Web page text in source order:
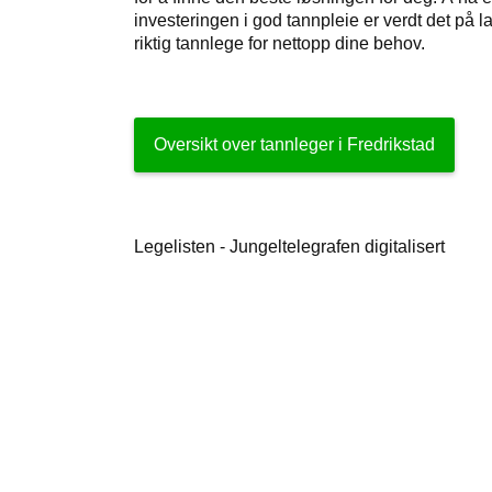
investeringen i god tannpleie er verdt det på
riktig tannlege for nettopp dine behov.
Oversikt over tannleger i Fredrikstad
Legelisten - Jungeltelegrafen digitalisert